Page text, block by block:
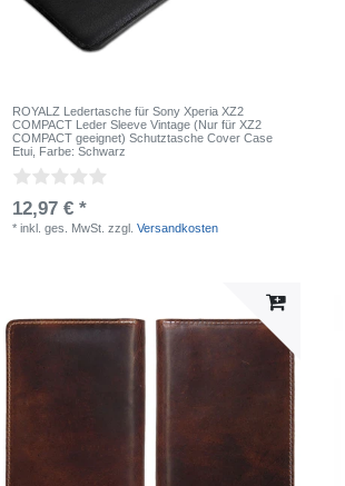
ROYALZ Ledertasche für Sony Xperia XZ2
COMPACT Leder Sleeve Vintage (Nur für XZ2
COMPACT geeignet) Schutztasche Cover Case
Etui , Farbe: Schwarz
12,97 € *
*inkl. ges. MwSt. zzgl.Versandkosten